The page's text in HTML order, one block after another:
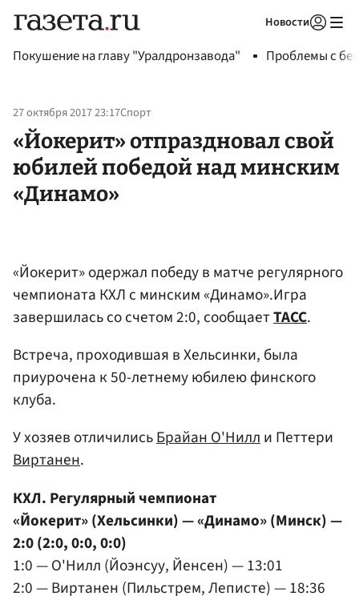
Новости
Покушение на главу "Уралдронзавода" Проблемы с
27 октября 2017 23:17Спорт
«Йокерит» отпраздновал свой
юбилей победой над минским
«Динамо»
«Йокерит» одержал победу в матче регулярного
чемпионата КХЛ с минским «Динамо».Игра
завершилась со счетом 2:0, сообщаетТАСС.
Встреча, проходившая в Хельсинки, была
приурочена к 50-летнему юбилею финского
клуба.
У хозяев отличилисьБрайан О'Нилли Петтери
Виртанен.
КХЛ. Регулярный чемпионат
«Йокерит» (Хельсинки) — «Динамо» (Минск) —
2:0 (2:0, 0:0, 0:0)
1:0 — О'Нилл (Йоэнсуу, Йенсен) — 13:01
2:0 — Виртанен (Пильстрем, Леписте) — 18:36